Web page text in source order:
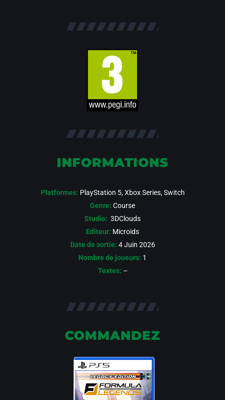
INFORMATIONS
Platformes: PlayStation 5, Xbox Series, Switch
Genre: Course
Studio: 3DClouds
Editeur: Microids
Date de sortie: 4 Juin 2026
Nombre de joueurs: 1
Textes: –
COMMANDEZ